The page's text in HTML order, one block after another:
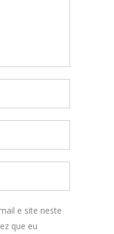
e site neste
que eu